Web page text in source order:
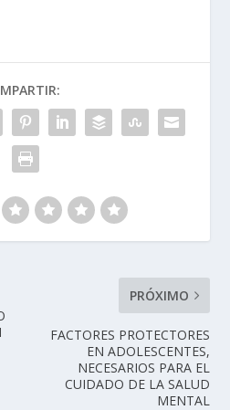
PRÓXIMO
FACTORES PROTECTORES
EN ADOLESCENTES,
NECESARIOS PARA EL
CUIDADO DE LA SALUD
MENTAL